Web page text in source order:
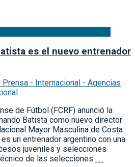
es el nuevo entrenador
Prensa - Internacional - Agencias
de Fútbol (FCRF) anunció la
Batista como nuevo director
Mayor Masculina de Costa
un entrenador argentino con una
juveniles y selecciones
de las selecciones …..